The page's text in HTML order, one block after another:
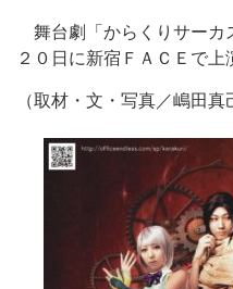
舞台劇「からくりサーカ
２０日に新宿ＦＡＣＥで上
（取材・文・写真／嶋田真